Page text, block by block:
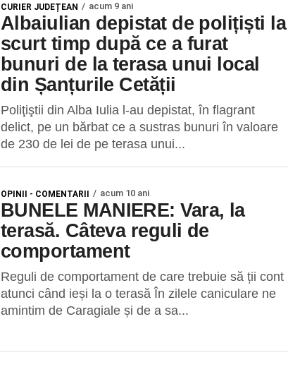
CURIER JUDEȚEAN acum 9 ani
Albaiulian depistat de polițiști la
scurt timp după ce a furat
bunuri de la terasa unui local
din Șanțurile Cetății
Poliţiştii din Alba Iulia l-au depistat, în flagrant
delict, pe un bărbat ce a sustras bunuri în valoare
de 230 de lei de pe terasa unui...
OPINII - COMENTARII acum 10 ani
BUNELE MANIERE: Vara, la
terasă. Câteva reguli de
comportament
Reguli de comportament de care trebuie să ții cont
atunci când ieși la o terasă În zilele caniculare ne
amintim de Caragiale și de a sa...